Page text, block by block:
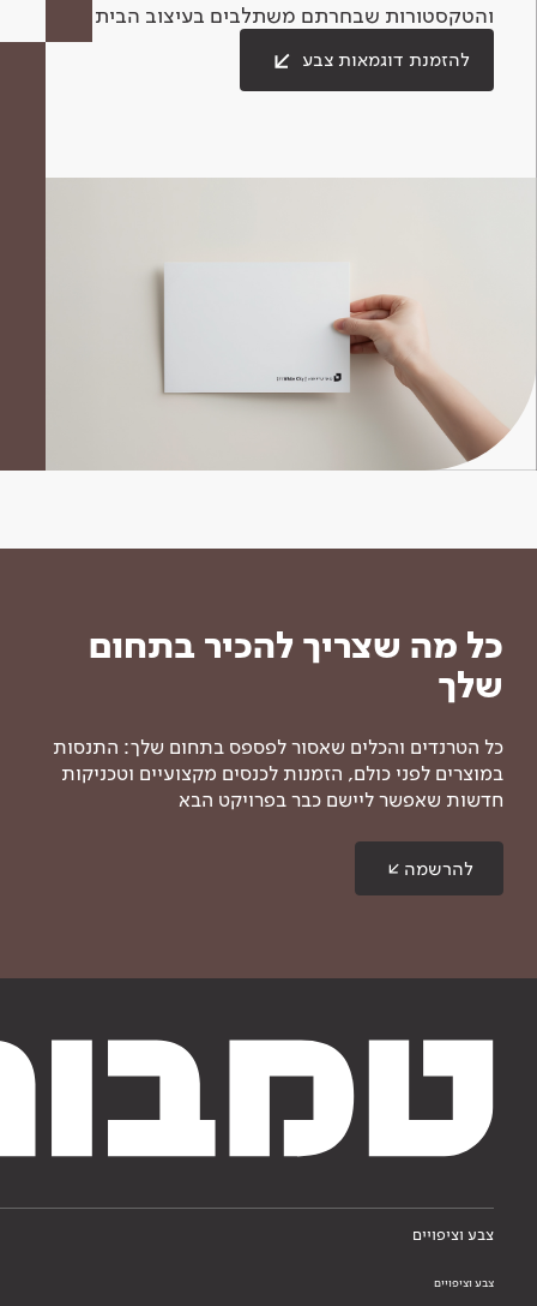
והטקסטורות שבחרתם משתלבים בעיצוב הבית.
להזמנת דוגמאות צבע
כל מה שצריך להכיר בתחום
שלך
כל הטרנדים והכלים שאסור לפספס בתחום שלך: התנסות
במוצרים לפני כולם, הזמנות לכנסים מקצועיים וטכניקות
חדשות שאפשר ליישם כבר בפרויקט הבא
להרשמה
צבע וציפויים
צבע וציפויים